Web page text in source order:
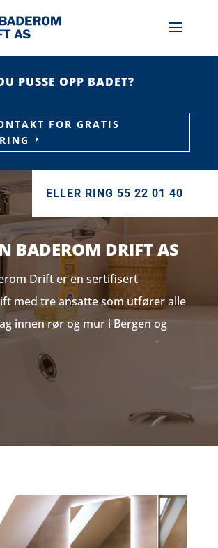
PUSSE OPP BADET?
FOR GRATIS
ELLER RING 55 22 01 40
BADEROM DRIFT AS
Drift er en sertifisert
med tre ansatte som utfører alle
innen rør og mur i Bergen og